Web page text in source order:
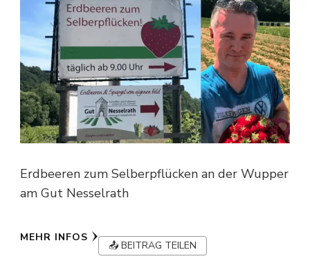
Erdbeeren zum Selberpflücken an der Wupper
am Gut Nesselrath
MEHR INFOS
📤 BEITRAG TEILEN